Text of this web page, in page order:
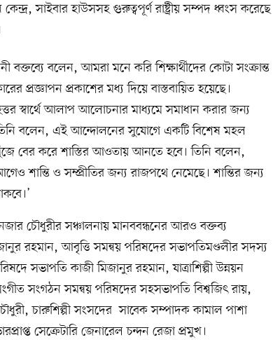
সাইবার হাউসসহ গুরুত্বপূর্ণ রাষ্ট্রীয় সম্পদ ধ্বংস করেছে
বলেন, আমরা মনে করি শিক্ষার্থীদের কোটা সংক্রান্ত
প্রজ্ঞাপন প্রকাশের মধ্য দিয়ে বাস্তবায়িত হয়েছে।
স্বার্থে আলাপ আলোচনার মাধ্যমে সমাধান করার জন্য
বলেন, এই আন্দোলনের সুযোগে একটি বিশেষ মহল
বের করে শাস্তির আওতায় আনতে হবে। তিনি বলেন,
শান্তি ও সম্প্রীতির জন্য রাজপথে নেমেছে। শান্তির জন্য
চৌধুরীর সঞ্চালনায় মানববন্ধনের আরও বক্তব্য
রহমান, আবৃত্তি সমন্বয় পরিষদের সভাপতিমণ্ডলীর সদস্য
সভাপতি কাজী মিজানুর রহমান, যাত্রাশিল্পী উন্নয়ন
সংগঠন সমন্বয় পরিষদের সহসভাপতি বিশ্বজিৎ রায়,
চারুশিল্পী সংসদের সাবেক সম্পাদক কামাল পাশা
সেক্রেটারি জেনারেল চন্দন রেজা প্রমুখ।